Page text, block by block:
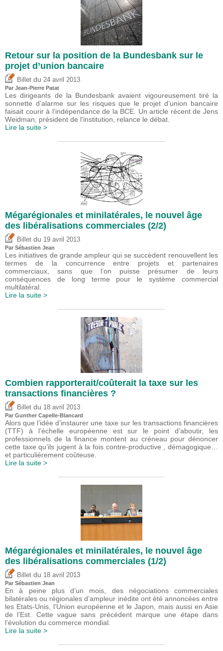
Retour sur la position de la Bundesbank sur le
projet d’union bancaire
Billet du 24 avril 2013
Par Jean-Pierre Patat
Les dirigeants de la Bundesbank avaient vigoureusement tiré la
sonnette d’alarme sur les risques que le projet d’union bancaire
faisait courir à l’indépendance de la BCE. Un article récent de Jens
Weidman, président de l'institution, relance le débat.
Lire la suite >
Mégarégionales et minilatérales, le nouvel âge
des libéralisations commerciales (2/2)
Billet du 19 avril 2013
Par Sébastien Jean
Les initiatives de grande ampleur qui se succèdent renouvellent les
termes de la concurrence entre projets et partenaires
commerciaux, sans que l’on puisse présumer de leurs
conséquences de long terme pour le système commercial
multilatéral.
Lire la suite >
Combien rapporterait/coûterait la taxe sur les
transactions financières ?
Billet du 18 avril 2013
Par Gunther Capelle-Blancard
Alors que l’idée d’instaurer une taxe sur les transactions financières
(TTF) à l’échelle européenne est sur le point d’aboutir, les
professionnels de la finance montent au créneau pour dénoncer
cette taxe qu’ils jugent à la fois contre-productive , démagogique…
et particulièrement coûteuse.
Lire la suite >
Mégarégionales et minilatérales, le nouvel âge
des libéralisations commerciales (1/2)
Billet du 18 avril 2013
Par Sébastien Jean
En à peine plus d’un mois, des négociations commerciales
bilatérales ou régionales d’ampleur inédite ont été annoncées entre
les Etats-Unis, l’Union européenne et le Japon, mais aussi en Asie
de l’Est. Cette vague sans précédent marque une étape dans
l’évolution du commerce mondial.
Lire la suite >